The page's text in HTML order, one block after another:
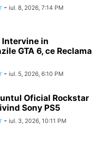
- iul. 8, 2026, 7:14 PM
in
GTA 6, ce Reclama
- iul. 5, 2026, 6:10 PM
Oficial Rockstar
Sony PS5
- iul. 3, 2026, 10:11 PM